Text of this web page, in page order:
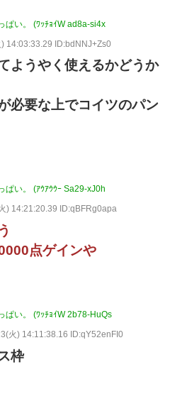
ぱい。 (ﾜｯﾁｮｲW ad8a-si4x
14:03:33.29 ID:bdNNJ+Zs0
ようやく使えるかどうか
必要な上でコイツのパン
ぱい。 (ｱｳｱｳｳｰ Sa29-xJ0h
) 14:21:20.39 ID:qBFRg0apa
点ゲインや
ぱい。 (ﾜｯﾁｮｲW 2b78-HuQs
火) 14:11:38.16 ID:qY52enFI0
枠